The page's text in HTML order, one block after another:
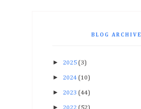
BLOG ARCHIVE
► 2025 (3)
► 2024 (10)
► 2023 (44)
►